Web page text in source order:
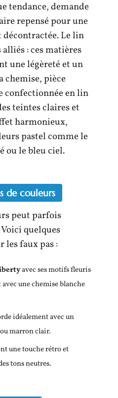
tendance, demande
repensé pour une
Le lin
: ces matières
une légèreté et un
chemise, pièce
confectionnée en lin
teintes claires et
harmonieux,
pastel comme le
ou le bleu ciel.
de couleurs
peut parfois
quelques
les faux pas :
avec ses motifs fleuris
une chemise blanche
idéalement avec un
marron clair.
une touche rétro et
tons neutres.